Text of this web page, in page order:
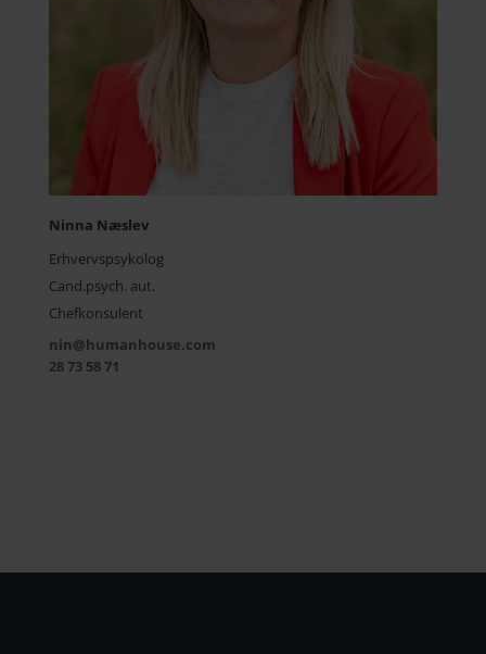
Ninna Næslev
Erhvervspsykolog
Cand.psych. aut.
Chefkonsulent
nin@humanhouse.com
28 73 58 71